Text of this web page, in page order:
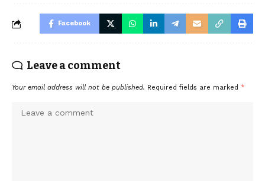
Facebook
Leave a comment
Your email address will not be published. Required fields are marked *